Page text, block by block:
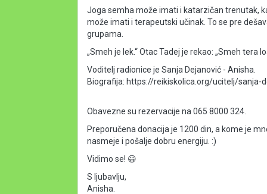
Joga semha može imati i katarzičan trenutak,
može imati i terapeutski učinak. To se pre
grupama.
„Smeh je lek.“ Otac Tadej je rekao: „Smeh tera
Voditelj radionice je Sanja Dejanović - Anisha.
Biografija: https://reikiskolica.org/ucitelj/sanja-
Obavezne su rezervacije na 065 8000 324.
Preporučena donacija je 1200 din, a kome je
nasmeje i pošalje dobru energiju. :)
Vidimo se! 😃
S ljubavlju,
Anisha.